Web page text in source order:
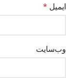
ایمیل *
وب‌سایت